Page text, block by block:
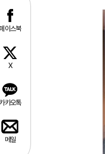
이스북
X
카오톡
메일